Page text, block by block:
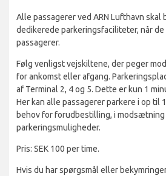
Alle passagerer ved ARN Lufthavn skal
dedikerede parkeringsfaciliteter, når
passagerer.
Følg venligst vejskiltene, der peger
for ankomst eller afgang.
af Terminal 2, 4 og 5. Dette er kun 1
Her kan alle passagerer parkere i op til
behov for forudbestilling, i modsætning
parkeringsmuligheder.
Pris: SEK 100 per time.
Hvis du har spørgsmål eller